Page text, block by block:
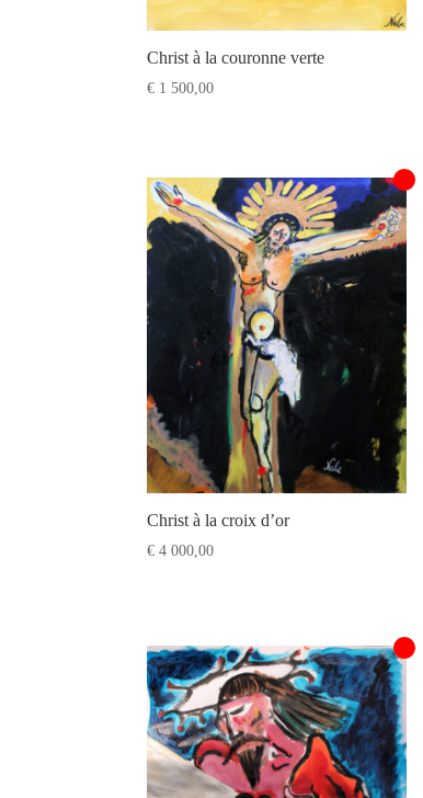
Christ à la couronne verte
€ 1 500,00
Christ à la croix d’or
€ 4 000,00